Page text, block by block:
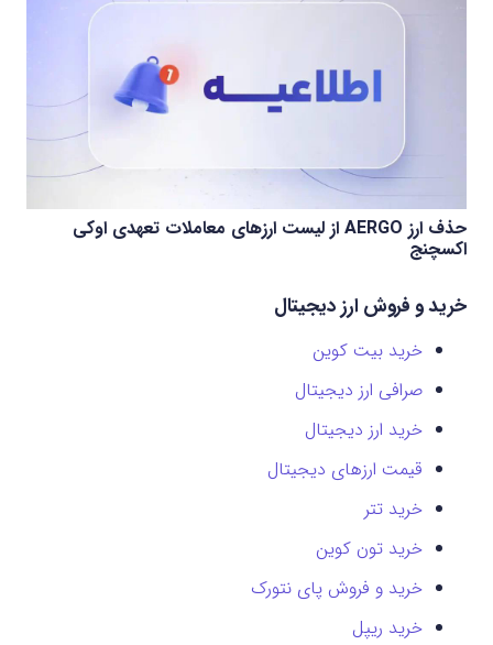
حذف ارز AERGO از لیست ارزهای معاملات تعهدی اوکی
اکسچنج
خرید و فروش ارز دیجیتال
خرید بیت کوین
صرافی ارز دیجیتال
خرید ارز دیجیتال
قیمت ارزهای دیجیتال
خرید تتر
خرید تون کوین
خرید و فروش پای نتورک
خرید ریپل